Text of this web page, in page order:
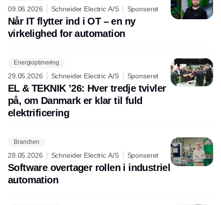
09.06.2026 Schneider Electric A/S Sponseret
Når IT flytter ind i OT – en ny
virkelighed for automation
Energioptimering
29.05.2026 Schneider Electric A/S Sponseret
EL & TEKNIK ’26: Hver tredje tvivler
på, om Danmark er klar til fuld
elektrificering
Branchen
28.05.2026 Schneider Electric A/S Sponseret
Software overtager rollen i industriel
automation